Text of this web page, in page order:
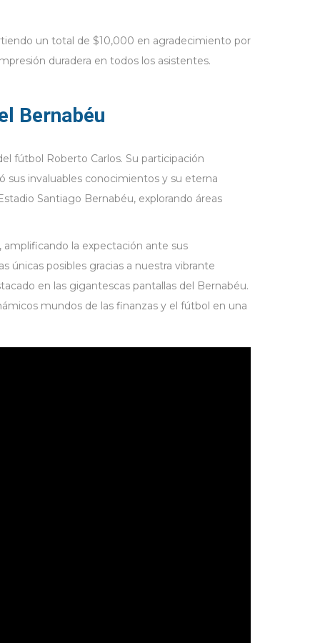
un total de $10,000 en agradecimiento por
duradera en todos los asistentes.
Bernabéu
fútbol Roberto Carlos. Su participación
invaluables conocimientos y su eterna
Santiago Bernabéu, explorando áreas
la expectación ante sus
únicas posibles gracias a nuestra vibrante
en las gigantescas pantallas del Bernabéu.
mundos de las finanzas y el fútbol en una